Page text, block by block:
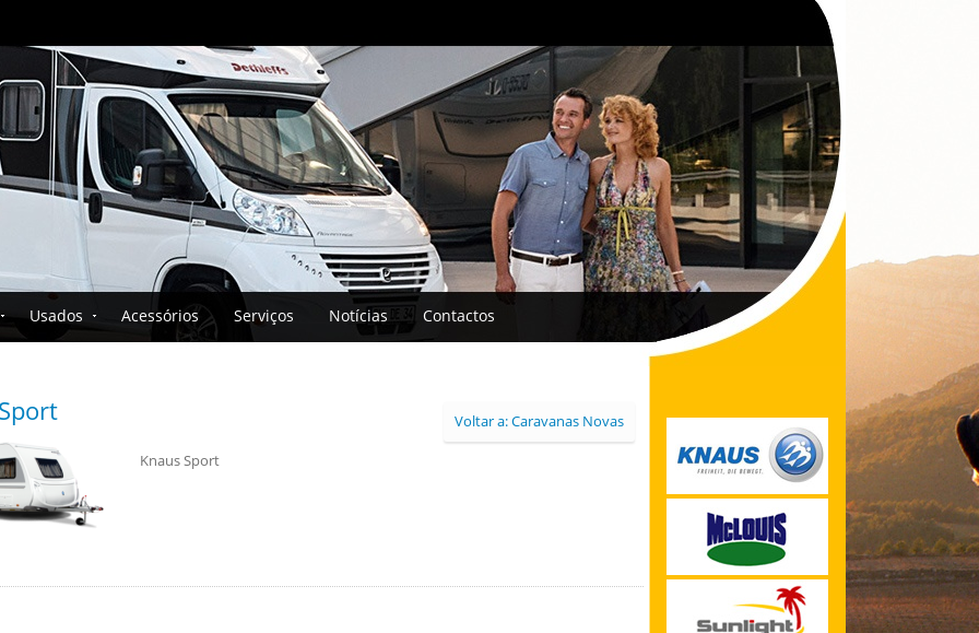
Usados Acessórios Serviços Notícias Contactos
Voltar a: Caravanas Novas
Knaus Sport